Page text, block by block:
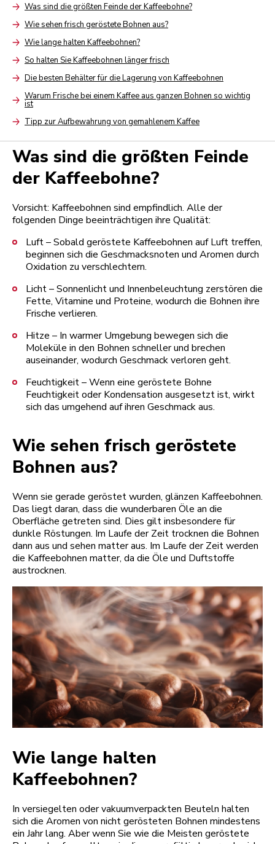
ArrowWas sind die größten Feinde der Kaffeebohne?
ArrowWie sehen frisch geröstete Bohnen aus?
ArrowWie lange halten Kaffeebohnen?
ArrowSo halten Sie Kaffeebohnen länger frisch
ArrowDie besten Behälter für die Lagerung von Kaffeebohnen
Arrow
Warum Frische bei einem Kaffee aus ganzen Bohnen so wichtig
ist
ArrowTipp zur Aufbewahrung von gemahlenem Kaffee
Was sind die größten Feinde
der Kaffeebohne?
Vorsicht: Kaffeebohnen sind empfindlich. Alle der
folgenden Dinge beeinträchtigen ihre Qualität:
Luft – Sobald geröstete Kaffeebohnen auf Luft treffen,
beginnen sich die Geschmacksnoten und Aromen durch
Oxidation zu verschlechtern.
Licht – Sonnenlicht und Innenbeleuchtung zerstören die
Fette, Vitamine und Proteine, wodurch die Bohnen ihre
Frische verlieren.
Hitze – In warmer Umgebung bewegen sich die
Moleküle in den Bohnen schneller und brechen
auseinander, wodurch Geschmack verloren geht.
Feuchtigkeit – Wenn eine geröstete Bohne
Feuchtigkeit oder Kondensation ausgesetzt ist, wirkt
sich das umgehend auf ihren Geschmack aus.
Wie sehen frisch geröstete
Bohnen aus?
Wenn sie gerade geröstet wurden, glänzen Kaffeebohnen.
Das liegt daran, dass die wunderbaren Öle an die
Oberfläche getreten sind. Dies gilt insbesondere für
dunkle Röstungen. Im Laufe der Zeit trocknen die Bohnen
dann aus und sehen matter aus. Im Laufe der Zeit werden
die Kaffeebohnen matter, da die Öle und Duftstoffe
austrocknen.
Wie lange halten
Kaffeebohnen?
In versiegelten oder vakuumverpackten Beuteln halten
sich die Aromen von nicht gerösteten Bohnen mindestens
ein Jahr lang. Aber wenn Sie wie die Meisten geröstete